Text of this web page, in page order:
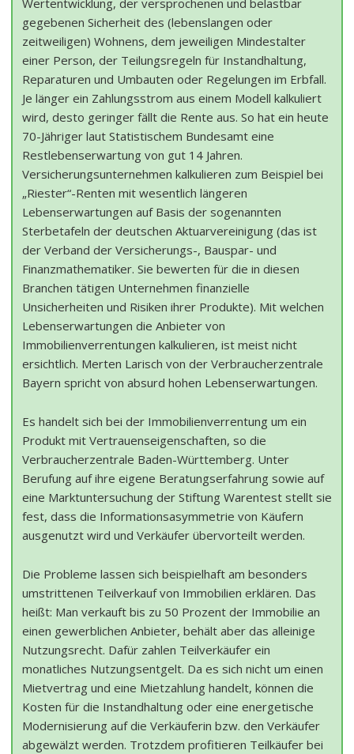
Wertentwicklung, der versprochenen und belastbar
gegebenen Sicherheit des (lebenslangen oder
zeitweiligen) Wohnens, dem jeweiligen Mindestalter
einer Person, der Teilungsregeln für Instandhaltung,
Reparaturen und Umbauten oder Regelungen im Erbfall.
Je länger ein Zahlungsstrom aus einem Modell kalkuliert
wird, desto geringer fällt die Rente aus. So hat ein heute
70-Jähriger laut Statistischem Bundesamt eine
Restlebenserwartung von gut 14 Jahren.
Versicherungsunternehmen kalkulieren zum Beispiel bei
„Riester“-Renten mit wesentlich längeren
Lebenserwartungen auf Basis der sogenannten
Sterbetafeln der deutschen Aktuarvereinigung (das ist
der Verband der Versicherungs-, Bauspar- und
Finanzmathematiker. Sie bewerten für die in diesen
Branchen tätigen Unternehmen finanzielle
Unsicherheiten und Risiken ihrer Produkte). Mit welchen
Lebenserwartungen die Anbieter von
Immobilienverrentungen kalkulieren, ist meist nicht
ersichtlich. Merten Larisch von der Verbraucherzentrale
Bayern spricht von absurd hohen Lebenserwartungen.
Es handelt sich bei der Immobilienverrentung um ein
Produkt mit Vertrauenseigenschaften, so die
Verbraucherzentrale Baden-Württemberg. Unter
Berufung auf ihre eigene Beratungserfahrung sowie auf
eine Marktuntersuchung der Stiftung Warentest stellt sie
fest, dass die Informationsasymmetrie von Käufern
ausgenutzt wird und Verkäufer übervorteilt werden.
Die Probleme lassen sich beispielhaft am besonders
umstrittenen Teilverkauf von Immobilien erklären. Das
heißt: Man verkauft bis zu 50 Prozent der Immobilie an
einen gewerblichen Anbieter, behält aber das alleinige
Nutzungsrecht. Dafür zahlen Teilverkäufer ein
monatliches Nutzungsentgelt. Da es sich nicht um einen
Mietvertrag und eine Mietzahlung handelt, können die
Kosten für die Instandhaltung oder eine energetische
Modernisierung auf die Verkäuferin bzw. den Verkäufer
abgewälzt werden. Trotzdem profitieren Teilkäufer bei